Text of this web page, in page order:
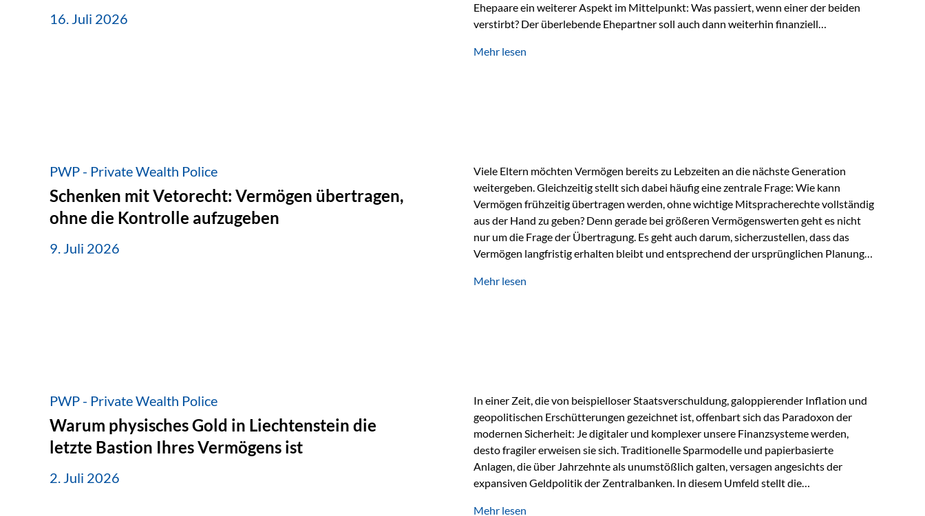
16. Juli 2026
Ehepaare ein weiterer Aspekt im Mittelpunkt: Was passiert, wenn einer der beiden
verstirbt? Der überlebende Ehepartner soll auch dann weiterhin finanziell
können. Genau für diese Ausgangssituation bietet die Private Wealth Police der
Mehr lesen
PWP - Private Wealth Police
Schenken mit Vetorecht: Vermögen übertragen,
ohne die Kontrolle aufzugeben
9. Juli 2026
Viele Eltern möchten Vermögen bereits zu Lebzeiten an die nächste Generation
weitergeben. Gleichzeitig stellt sich dabei häufig eine zentrale Frage: Wie kann
Vermögen frühzeitig übertragen werden, ohne wichtige Mitspracherechte vollständig
aus der Hand zu geben? Denn gerade bei größeren Vermögenswerten geht es nicht
nur um die Frage der Übertragung. Es geht auch darum, sicherzustellen, dass das
Vermögen langfristig erhalten bleibt und entsprechend der ursprünglichen Planung
Ein Vater schenkt seiner Tochter einen Teil seines Vermögens. Einige Jahre später
Mehr lesen
PWP - Private Wealth Police
Warum physisches Gold in Liechtenstein die
letzte Bastion Ihres Vermögens ist
2. Juli 2026
In einer Zeit, die von beispielloser Staatsverschuldung, galoppierender Inflation und
geopolitischen Erschütterungen gezeichnet ist, offenbart sich das Paradoxon der
modernen Sicherheit: Je digitaler und komplexer unsere Finanzsysteme werden,
desto fragiler erweisen sie sich. Traditionelle Sparmodelle und papierbasierte
Anlagen, die über Jahrzehnte als unumstößlich galten, versagen angesichts der
expansiven Geldpolitik der Zentralbanken. In diesem Umfeld stellt die
Mehr lesen